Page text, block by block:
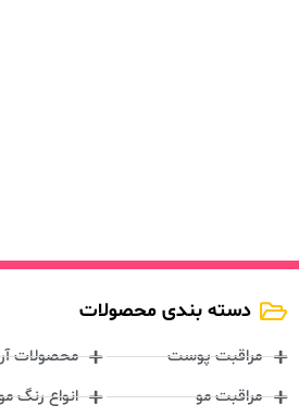
دسته بندی محصولات
مراقبت پوست
مراقبت مو
محصولات
انواع رنگ